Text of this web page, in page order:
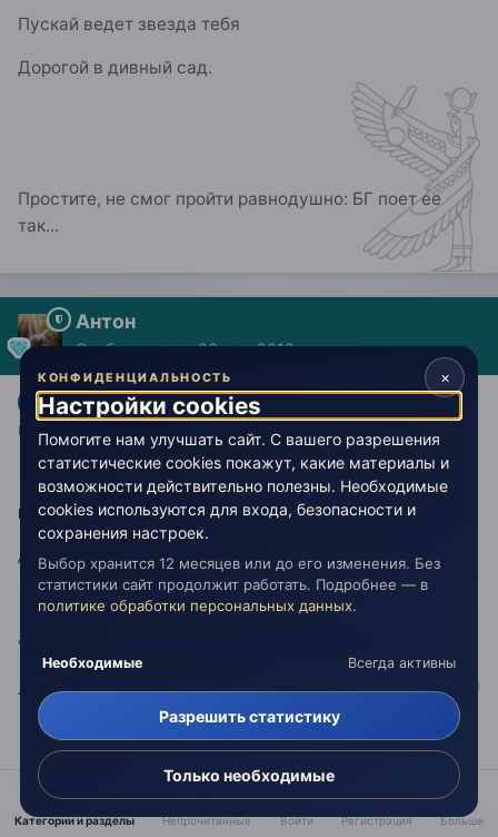
Пускай ведет звезда тебя
Дорогой в дивный сад.
Простите, не смог пройти равнодушно: БГ поет ее
так...
Антон
Опубликовано:26 мая 2012
@fil-tao
,в интернете пишут, что сочинил и первый
исполнил это песню именно Хвостенко
Вот с того и следовало начать беседу - с основ.
А то вроде говорят об одном, а спорят (с)
"Нет величия там, где нет простоты, добра и правды."
Л. Н. Толстой.
http://vk.com/club31251786Наша группа.
Категории и разделы Непрочитанные Войти Регистрация Больше
×
КОНФИДЕНЦИАЛЬНОСТЬ
Настройки cookies
Помогите нам улучшать сайт. С вашего разрешения
статистические cookies покажут, какие материалы и
возможности действительно полезны. Необходимые
cookies используются для входа, безопасности и
сохранения настроек.
Выбор хранится 12 месяцев или до его изменения. Без
статистики сайт продолжит работать. Подробнее — в
политике обработки персональных данных.
Необходимые Всегда активны
Разрешить статистику
Только необходимые